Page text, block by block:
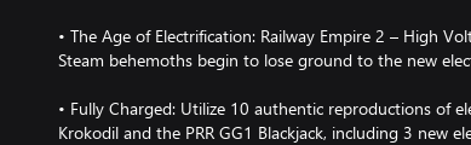
• The Age of Electrification: Railway Empire 2 – High
Steam behemoths begin to lose ground to the new
• Fully Charged: Utilize 10 authentic reproductions of
Krokodil and the PRR GG1 Blackjack, including 3 new